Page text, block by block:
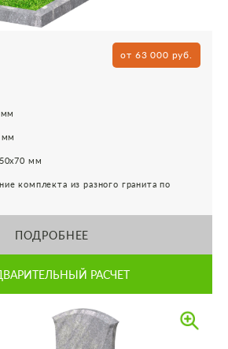
от 63 000 руб.
мм
мм
мм
комплекта из разного гранита по
ПОДРОБНЕЕ
РАСЧЕТ